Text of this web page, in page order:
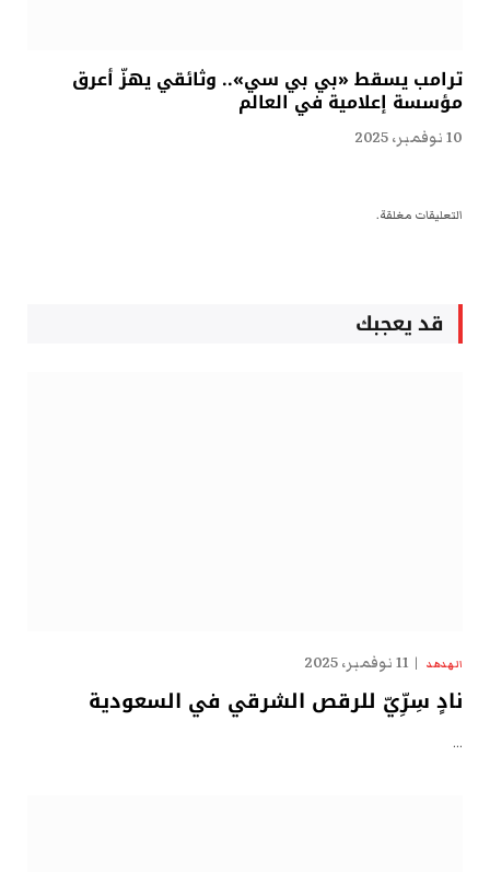
ترامب يسقط «بي بي سي».. وثائقي يهزّ أعرق
مؤسسة إعلامية في العالم
10 نوفمبر، 2025
التعليقات مغلقة.
قد يعجبك
الهدهد 11 نوفمبر، 2025
نادٍ سِرِّيّ للرقص الشرقي في السعودية
…